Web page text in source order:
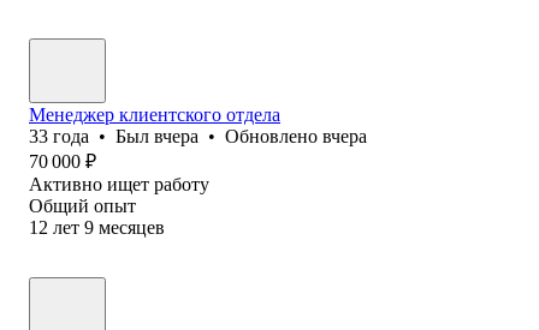
Менеджер клиентского отдела
33 года • Был вчера • Обновлено вчера
70 000 ₽
Активно ищет работу
Общий опыт
12 лет 9 месяцев